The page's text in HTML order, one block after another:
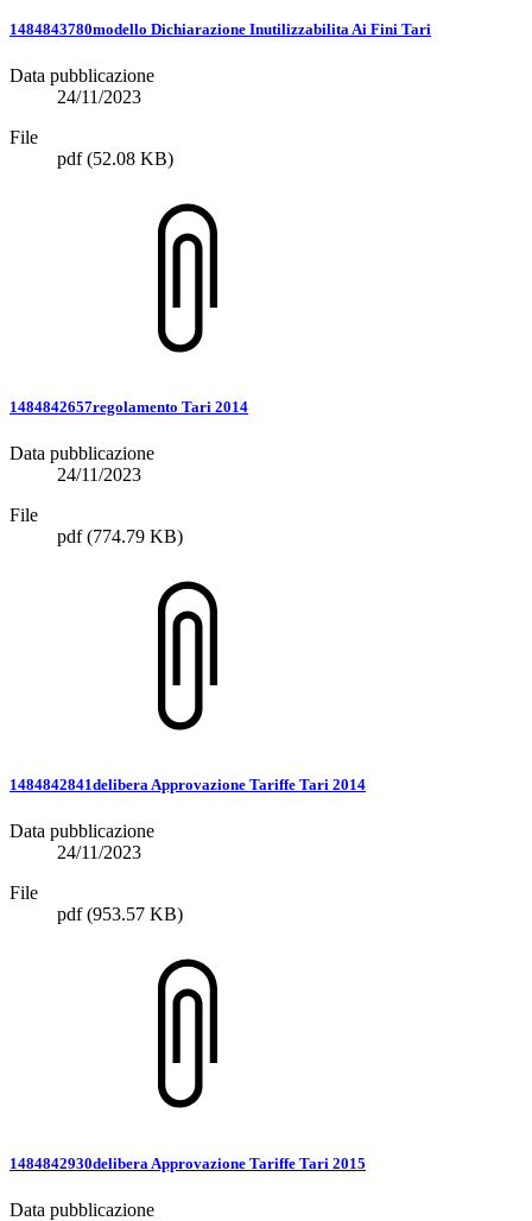
1484843780modello Dichiarazione Inutilizzabilita Ai Fini Tari
Data pubblicazione
24/11/2023
File
pdf(52.08 KB)
1484842657regolamento Tari 2014
Data pubblicazione
24/11/2023
File
pdf(774.79 KB)
1484842841delibera Approvazione Tariffe Tari 2014
Data pubblicazione
24/11/2023
File
pdf(953.57 KB)
1484842930delibera Approvazione Tariffe Tari 2015
Data pubblicazione